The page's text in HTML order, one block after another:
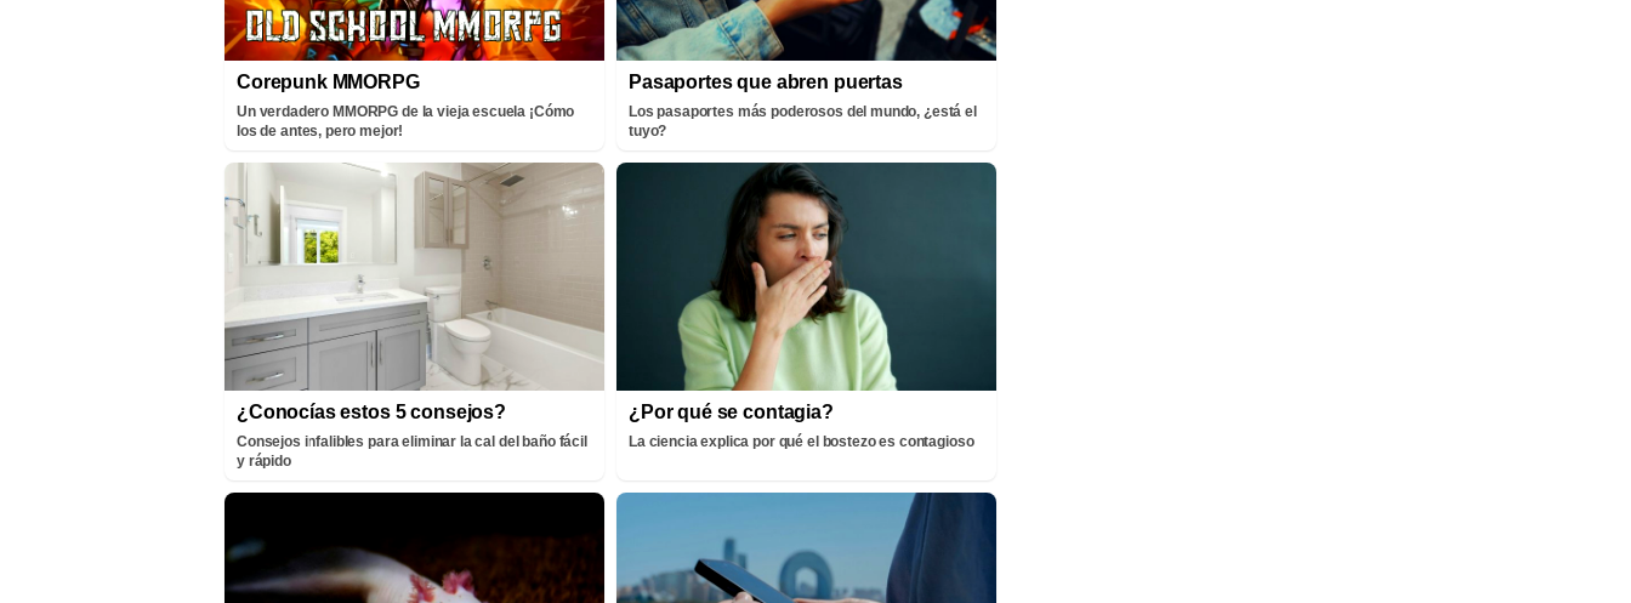
Corepunk MMORPG
Un verdadero MMORPG de la vieja escuela ¡Cómo
los de antes, pero mejor!
Pasaportes que abren puertas
Los pasaportes más poderosos del mundo, ¿está el
tuyo?
¿Conocías estos 5 consejos?
Consejos infalibles para eliminar la cal del baño fácil
y rápido
¿Por qué se contagia?
La ciencia explica por qué el bostezo es contagioso